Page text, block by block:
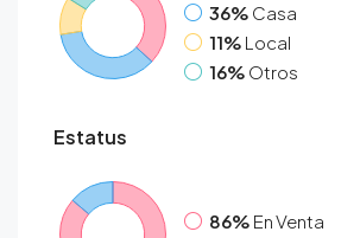
36% Casa
11% Local
16% Otros
Estatus
86% En Venta